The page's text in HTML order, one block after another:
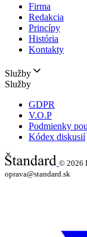
Firma
Redakcia
Princípy
História
Kontakty
Služby
Služby
GDPR
V.O.P
Podmienky
Kódex diskusií
© 2026
oprava@standard.sk